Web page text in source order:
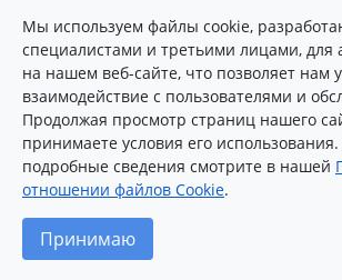
Пациентам
Карта сайта
Контакты
8 (8412) 25-54-77
2026 © Федеральный центр сердечно-
(г.Пенза)
Мы используем файлы cookie,
специалистами и третьими лицами, для
на нашем веб-сайте, что позволяет нам
взаимодействие с пользователями и
Продолжая просмотр страниц нашего
принимаете условия его
подробные сведения смотрите в нашей
отношении файлов Cookie.
Принимаю